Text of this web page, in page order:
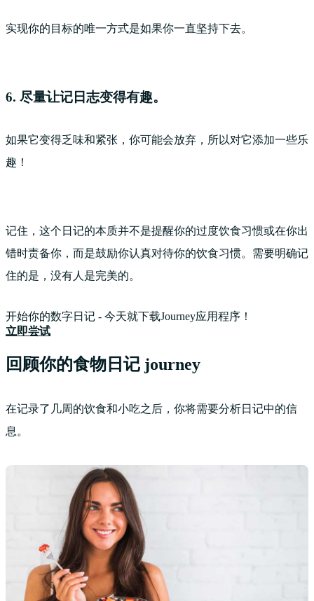
实现你的目标的唯一方式是如果你一直坚持下去。
6. 尽量让记日志变得有趣。
如果它变得乏味和紧张，你可能会放弃，所以对它添加一些乐
趣！
记住，这个日记的本质并不是提醒你的过度饮食习惯或在你出
错时责备你，而是鼓励你认真对待你的饮食习惯。需要明确记
住的是，没有人是完美的。
开始你的数字日记 - 今天就下载Journey应用程序！
立即尝试
回顾你的食物日记 journey
在记录了几周的饮食和小吃之后，你将需要分析日记中的信
息。